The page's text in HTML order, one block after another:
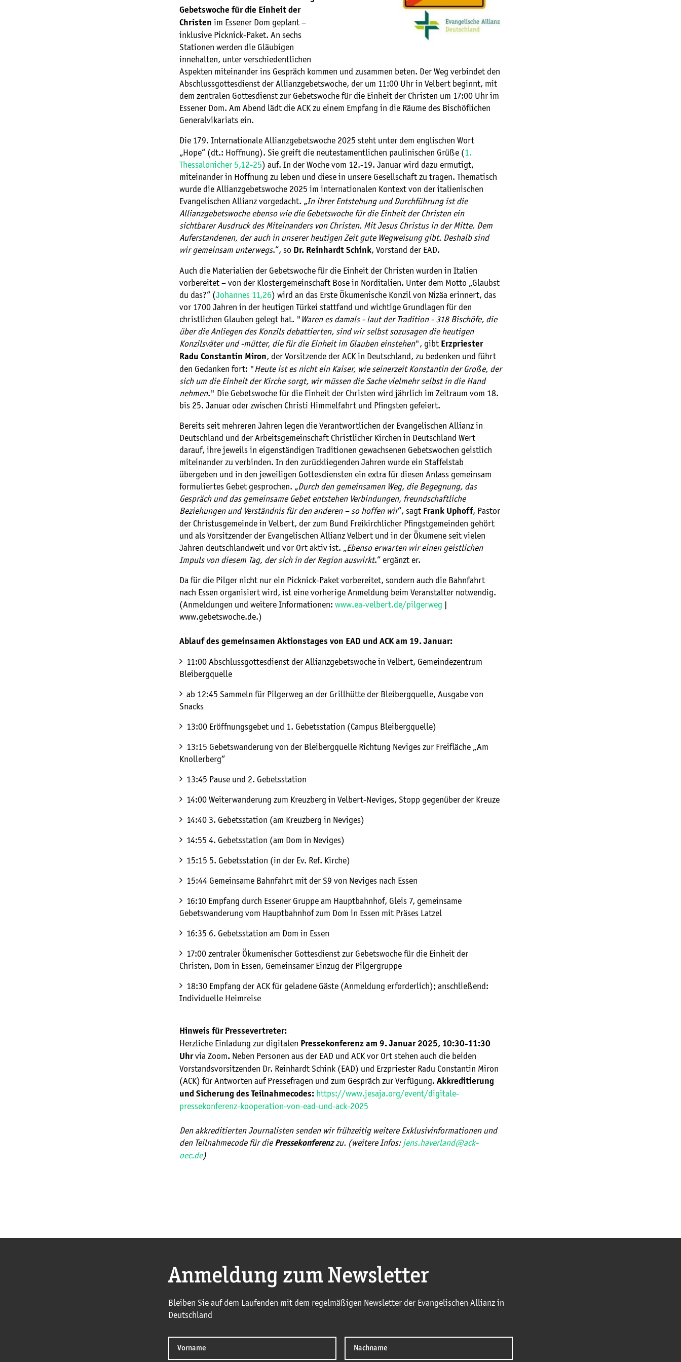
Gebetswoche für die Einheit der
Christen im Essener Dom geplant –
inklusive Picknick-Paket. An sechs
Stationen werden die Gläubigen
innehalten, unter verschiedentlichen
Aspekten miteinander ins Gespräch kommen und zusammen beten. Der Weg verbindet den
Abschlussgottesdienst der Allianzgebetswoche, der um 11:00 Uhr in Velbert beginnt, mit
dem zentralen Gottesdienst zur Gebetswoche für die Einheit der Christen um 17:00 Uhr im
Essener Dom. Am Abend lädt die ACK zu einem Empfang in die Räume des Bischöflichen
Generalvikariats ein.
Die 179. Internationale Allianzgebetswoche 2025 steht unter dem englischen Wort
„Hope“ (dt.: Hoffnung). Sie greift die neutestamentlichen paulinischen Grüße (1.
Thessalonicher 5,12-25) auf. In der Woche vom 12.-19. Januar wird dazu ermutigt,
miteinander in Hoffnung zu leben und diese in unsere Gesellschaft zu tragen. Thematisch
wurde die Allianzgebetswoche 2025 im internationalen Kontext von der italienischen
Evangelischen Allianz vorgedacht. „In ihrer Entstehung und Durchführung ist die
Allianzgebetswoche ebenso wie die Gebetswoche für die Einheit der Christen ein
sichtbarer Ausdruck des Miteinanders von Christen. Mit Jesus Christus in der Mitte. Dem
Auferstandenen, der auch in unserer heutigen Zeit gute Wegweisung gibt. Deshalb sind
wir gemeinsam unterwegs.“, so Dr. Reinhardt Schink, Vorstand der EAD.
Auch die Materialien der Gebetswoche für die Einheit der Christen wurden in Italien
vorbereitet – von der Klostergemeinschaft Bose in Norditalien. Unter dem Motto „Glaubst
du das?“ (Johannes 11,26) wird an das Erste Ökumenische Konzil von Nizäa erinnert, das
vor 1700 Jahren in der heutigen Türkei stattfand und wichtige Grundlagen für den
christlichen Glauben gelegt hat. " Waren es damals - laut der Tradition - 318 Bischöfe, die
über die Anliegen des Konzils debattierten, sind wir selbst sozusagen die heutigen
Konzilsväter und -mütter, die für die Einheit im Glauben einstehen", gibt Erzpriester
Radu Constantin Miron, der Vorsitzende der ACK in Deutschland, zu bedenken und führt
den Gedanken fort: "Heute ist es nicht ein Kaiser, wie seinerzeit Konstantin der Große, der
sich um die Einheit der Kirche sorgt, wir müssen die Sache vielmehr selbst in die Hand
nehmen." Die Gebetswoche für die Einheit der Christen wird jährlich im Zeitraum vom 18.
bis 25. Januar oder zwischen Christi Himmelfahrt und Pfingsten gefeiert.
Bereits seit mehreren Jahren legen die Verantwortlichen der Evangelischen Allianz in
Deutschland und der Arbeitsgemeinschaft Christlicher Kirchen in Deutschland Wert
darauf, ihre jeweils in eigenständigen Traditionen gewachsenen Gebetswochen geistlich
miteinander zu verbinden. In den zurückliegenden Jahren wurde ein Staffelstab
übergeben und in den jeweiligen Gottesdiensten ein extra für diesen Anlass gemeinsam
formuliertes Gebet gesprochen. „Durch den gemeinsamen Weg, die Begegnung, das
Gespräch und das gemeinsame Gebet entstehen Verbindungen, freundschaftliche
Beziehungen und Verständnis für den anderen – so hoffen wir“, sagt Frank Uphoff, Pastor
der Christusgemeinde in Velbert, der zum Bund Freikirchlicher Pfingstgemeinden gehört
und als Vorsitzender der Evangelischen Allianz Velbert und in der Ökumene seit vielen
Jahren deutschlandweit und vor Ort aktiv ist. „Ebenso erwarten wir einen geistlichen
Impuls von diesem Tag, der sich in der Region auswirkt.“ ergänzt er.
Da für die Pilger nicht nur ein Picknick-Paket vorbereitet, sondern auch die Bahnfahrt
nach Essen organisiert wird, ist eine vorherige Anmeldung beim Veranstalter notwendig.
(Anmeldungen und weitere Informationen: www.ea-velbert.de/pilgerweg
www.gebetswoche.de.)
Ablauf des gemeinsamen Aktionstages von EAD und ACK am 19. Januar:
11:00 Abschlussgottesdienst der Allianzgebetswoche in Velbert, Gemeindezentrum
Bleibergquelle
ab 12:45 Sammeln für Pilgerweg an der Grillhütte der Bleibergquelle, Ausgabe von
Snacks
13:00 Eröffnungsgebet und 1. Gebetsstation (Campus Bleibergquelle)
13:15 Gebetswanderung von der Bleibergquelle Richtung Neviges zur Freifläche „Am
Knollerberg“
13:45 Pause und 2. Gebetsstation
14:00 Weiterwanderung zum Kreuzberg in Velbert-Neviges, Stopp gegenüber der Kreuze
14:40 3. Gebetsstation (am Kreuzberg in Neviges)
14:55 4. Gebetsstation (am Dom in Neviges)
15:15 5. Gebetsstation (in der Ev. Ref. Kirche)
15:44 Gemeinsame Bahnfahrt mit der S9 von Neviges nach Essen
16:10 Empfang durch Essener Gruppe am Hauptbahnhof, Gleis 7, gemeinsame
Gebetswanderung vom Hauptbahnhof zum Dom in Essen mit Präses Latzel
16:35 6. Gebetsstation am Dom in Essen
17:00 zentraler Ökumenischer Gottesdienst zur Gebetswoche für die Einheit der
Christen, Dom in Essen, Gemeinsamer Einzug der Pilgergruppe
18:30 Empfang der ACK für geladene Gäste (Anmeldung erforderlich); anschließend:
Individuelle Heimreise
Hinweis für Pressevertreter:
Herzliche Einladung zur digitalen Pressekonferenz am 9. Januar 2025, 10:30-11:30
Uhrvia Zoom. Neben Personen aus der EAD und ACK vor Ort stehen auch die beiden
Vorstandsvorsitzenden Dr. Reinhardt Schink (EAD) und Erzpriester Radu Constantin Miron
(ACK) für Antworten auf Pressefragen und zum Gespräch zur Verfügung. Akkreditierung
und Sicherung des Teilnahmecodes: https://www.jesaja.org/event/digitale-
pressekonferenz-kooperation-von-ead-und-ack-2025
Den akkreditierten Journalisten senden wir frühzeitig weitere Exklusivinformationen und
den Teilnahmecode für die Pressekonferenzzu. (weitere Infos: jens.haverland@ack-
oec.de)
Anmeldung zum Newsletter
Bleiben Sie auf dem Laufenden mit dem regelmäßigen Newsletter der Evangelischen Allianz in
Deutschland